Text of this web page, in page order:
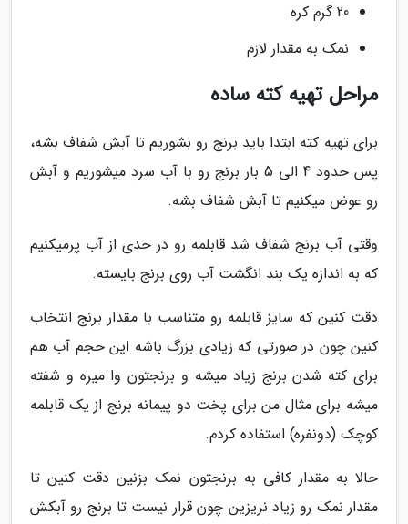
20 گرم کره
نمک به مقدار لازم
مراحل تهیه کته ساده
برای تهیه کته ابتدا باید برنج رو بشوریم تا آبش شفاف بشه،
پس حدود 4 الی 5 بار برنج رو با آب سرد میشوریم و آبش
رو عوض میکنیم تا آبش شفاف بشه.
وقتی آب برنج شفاف شد قابلمه رو در حدی از آب پرمیکنیم
که به اندازه یک بند انگشت آب روی برنج بایسته.
دقت کنین که سایز قابلمه رو متناسب با مقدار برنج انتخاب
کنین چون در صورتی که زیادی بزرگ باشه این حجم آب هم
برای کته شدن برنج زیاد میشه و برنجتون وا میره و شفته
میشه برای مثال من برای پخت دو پیمانه برنج از یک قابلمه
کوچک (دونفره) استفاده کردم.
حالا به مقدار کافی به برنجتون نمک بزنین دقت کنین تا
مقدار نمک رو زیاد نریزین چون قرار نیست تا برنج رو آبکش